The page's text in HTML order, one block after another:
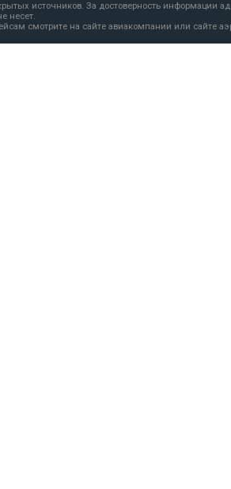
источников. За достоверность информации
несет.
смотрите на сайте авиакомпании или сайте